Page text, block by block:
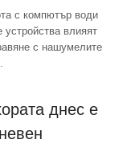
с компютър води
влияят
с нашумелите
днес е